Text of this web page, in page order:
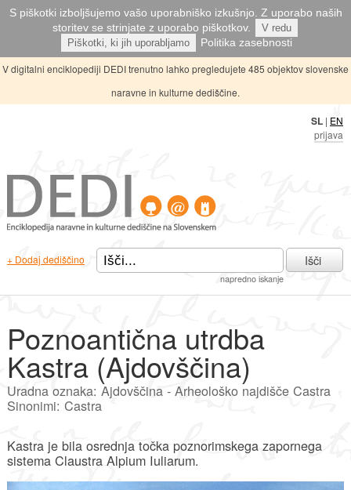
S piškotki izboljšujemo vašo uporabniško izkušnjo. Z uporabo naših
storitev se strinjate z uporabo piškotkov.
V redu
Piškotki, ki jih uporabljamo
Politika zasebnosti
V digitalni enciklopediji DEDI trenutno lahko pregledujete 485 objektov slovenske
naravne in kulturne dediščine.
SL | EN
prijava
+ Dodaj dediščino
napredno iskanje
Išči
Poznoantična utrdba
Kastra (Ajdovščina)
Uradna oznaka: Ajdovščina - Arheološko najdišče Castra
Sinonimi: Castra
Kastra je bila osrednja točka poznorimskega zapornega
sistema Claustra Alpium Iuliarum.